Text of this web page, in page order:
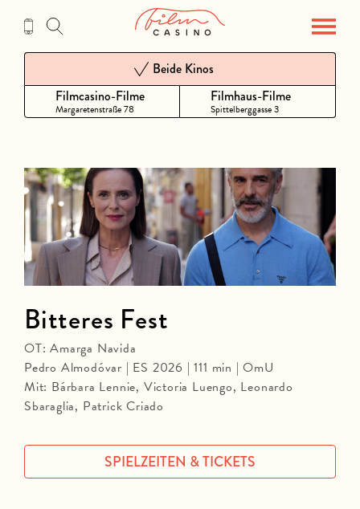
Inhalt
Filmcasino-Filme
Margaretenstraße 78
Beide Kinos
Filmhaus-Filme
Spittelberggasse 3
Bitteres Fest
OT: Amarga Navida
Pedro Almodóvar | ES 2026 | 111 min | OmU
Mit: Bárbara Lennie, Victoria Luengo, Leonardo
Sbaraglia, Patrick Criado
SPIELZEITEN & TICKETS